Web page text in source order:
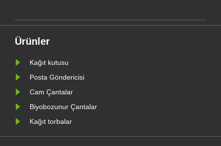
Ürünler
Kağıt kutusu
Posta Göndericisi
Cam Çantalar
Biyobozunur Çantalar
Kağıt torbalar